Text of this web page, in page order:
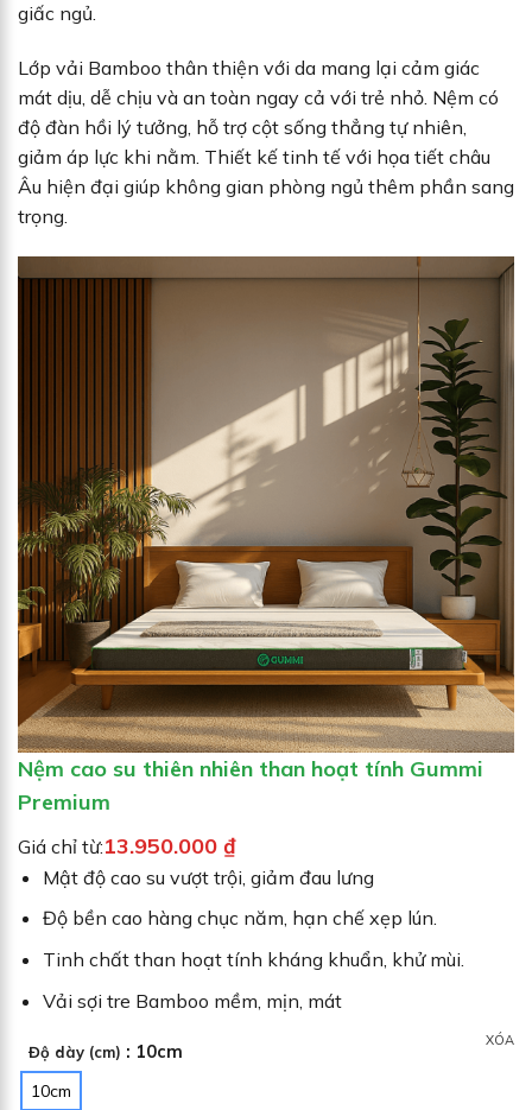
.
giấc ngủ.
Lớp vải Bamboo thân thiện với da mang lại cảm giác
mát dịu, dễ chịu và an toàn ngay cả với trẻ nhỏ. Nệm có
độ đàn hồi lý tưởng, hỗ trợ cột sống thẳng tự nhiên,
giảm áp lực khi nằm. Thiết kế tinh tế với họa tiết châu
Âu hiện đại giúp không gian phòng ngủ thêm phần sang
trọng.
Nệm cao su thiên nhiên than hoạt tính Gummi
Premium
Giá chỉ từ:13.950.000 ₫
Mật độ cao su vượt trội, giảm đau lưng
Độ bền cao hàng chục năm, hạn chế xẹp lún.
Tinh chất than hoạt tính kháng khuẩn, khử mùi.
Vải sợi tre Bamboo mềm, mịn, mát
Độ dày (cm) : 10cm
10cm
XÓA